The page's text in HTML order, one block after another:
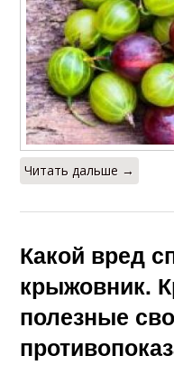
Читать дальше →
Какой вред
крыжовник.
полезные